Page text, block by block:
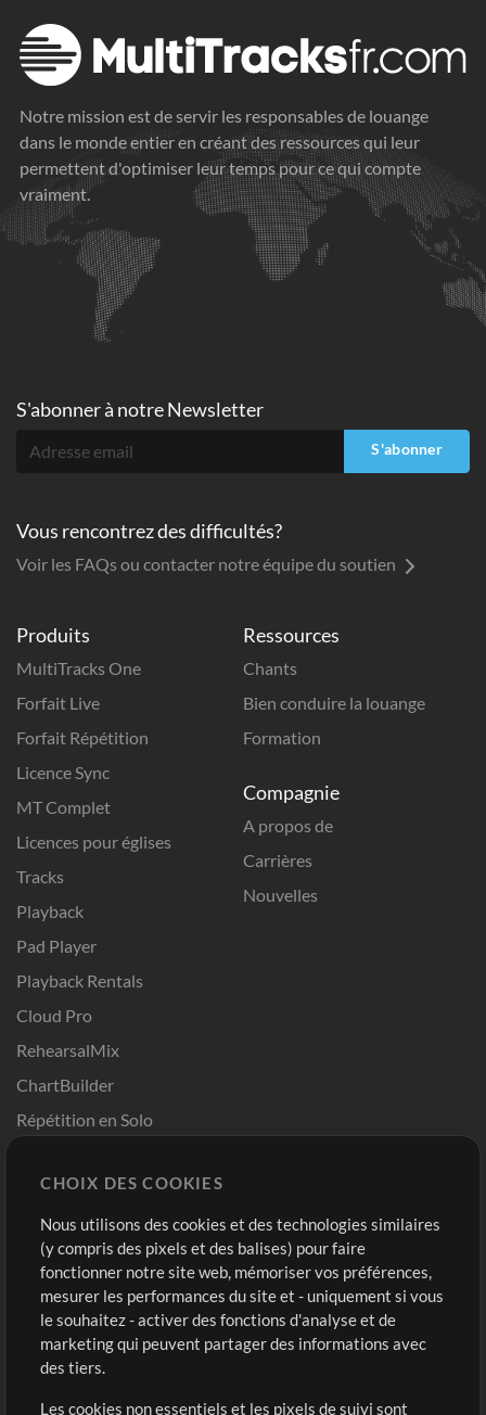
Notre mission est de servir les responsables de louange
dans le monde entier en créant des ressources qui leur
permettent d'optimiser leur temps pour ce qui compte
vraiment.
Produits
MultiTracks One
Forfait Live
Forfait Répétition
Licence Sync
MT Complet
Licences pour églises
Tracks
Playback
Pad Player
Playback Rentals
Cloud Pro
RehearsalMix
ChartBuilder
Répétition en Solo
Modèles ProPresenter
Sons
Ressources
Chants
Bien conduire la louange
Formation
Compagnie
A propos de
Carrières
Nouvelles
Boutique
Acheter des crédits
Contenu gratuit
Demander les pistes
Compte
Connexion
S'inscrire
S'abonner à notre Newsletter
S'abonner
Vous rencontrez des difficultés?
Voir les FAQs ou contacter notre équipe du soutien
CHOIX DES COOKIES
Nous utilisons des cookies et des technologies similaires
(y compris des pixels et des balises) pour faire
fonctionner notre site web, mémoriser vos préférences,
mesurer les performances du site et - uniquement si vous
le souhaitez - activer des fonctions d'analyse et de
marketing qui peuvent partager des informations avec
des tiers.
Les cookies non essentiels et les pixels de suivi sont